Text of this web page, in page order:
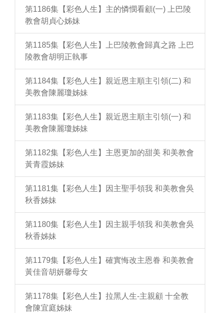
第1186集【彩色人生】主的憐憫看顧(一) 上巴陵
教會胡貞心姊妹
第1185集【彩色人生】上巴陵教會歸真之路 上巴
陵教會胡明正執事
第1184集【彩色人生】親近恩主順主引領(二) 和
美教會陳麗瓊姊妹
第1183集【彩色人生】親近恩主順主引領(一) 和
美教會陳麗瓊姊妹
第1182集【彩色人生】主恩更加的甜美 和美教會
黃青霞姊妹
第1181集【彩色人生】因主聖手領我 和美教會吳
秋香姊妹
第1180集【彩色人生】因主親手領我 和美教會吳
秋香姊妹
第1179集【彩色人生】確實悔改主恩眷 和美教會
黃佳音胡妍馨母女
第1178集【彩色人生】拉黑人生-主親顧 十全教
會陳宜庭姊妹